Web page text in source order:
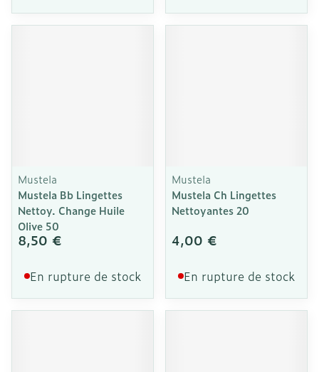
Mustela
Mustela Bb Lingettes
Nettoy. Change Huile
Olive 50
8,50 €
En rupture de stock
Mustela
Mustela Ch Lingettes
Nettoyantes 20
4,00 €
En rupture de stock